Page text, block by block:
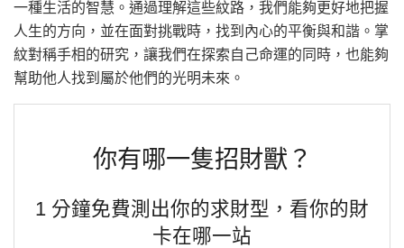
一種生活的智慧。通過理解這些紋路，我們能夠更好地把握
人生的方向，並在面對挑戰時，找到內心的平衡與和諧。掌
紋對稱手相的研究，讓我們在探索自己命運的同時，也能夠
幫助他人找到屬於他們的光明未來。
你有哪一隻招財獸？
1 分鐘免費測出你的求財型，看你的財
卡在哪一站